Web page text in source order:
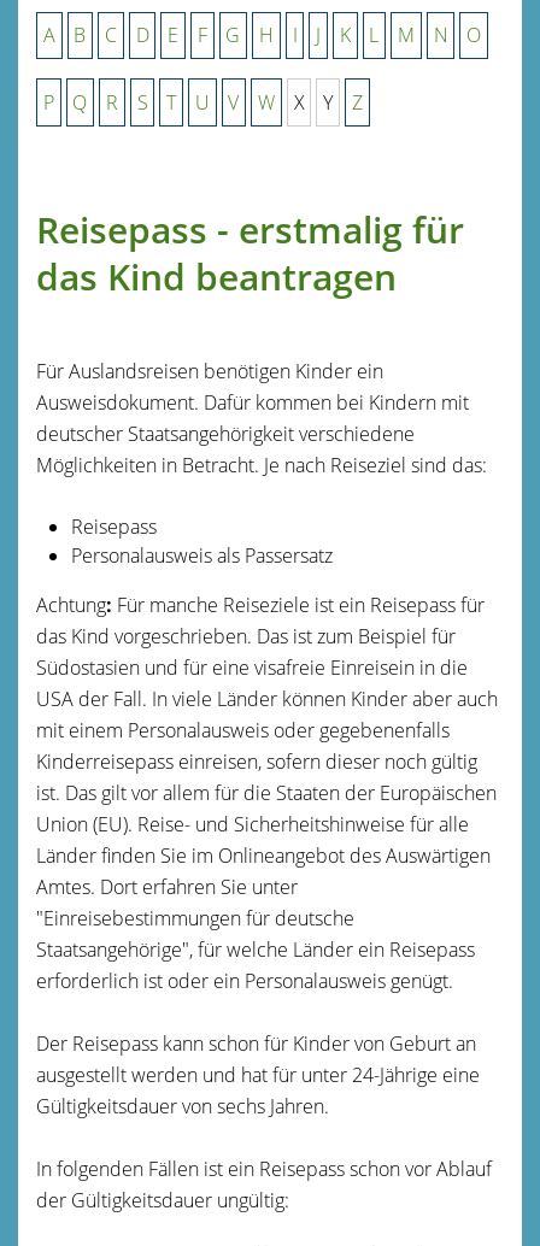
A B C D E F G H I J K L M N O
P Q R S T U V W X Y Z
Reisepass - erstmalig für
das Kind beantragen
Für Auslandsreisen benötigen Kinder ein
Ausweisdokument. Dafür kommen bei Kindern mit
deutscher Staatsangehörigkeit verschiedene
Möglichkeiten in Betracht. Je nach Reiseziel sind das:
Reisepass
Personalausweis als Passersatz
Achtung: Für manche Reiseziele ist ein Reisepass für
das Kind vorgeschrieben. Das ist zum Beispiel für
Südostasien und für eine visafreie Einreisein in die
USA der Fall. In viele Länder können Kinder aber auch
mit einem Personalausweis oder gegebenenfalls
Kinderreisepass einreisen, sofern dieser noch gültig
ist. Das gilt vor allem für die Staaten der Europäischen
Union (EU). Reise- und Sicherheitshinweise für alle
Länder finden Sie im Onlineangebot des Auswärtigen
Amtes. Dort erfahren Sie unter
"Einreisebestimmungen für deutsche
Staatsangehörige", für welche Länder ein Reisepass
erforderlich ist oder ein Personalausweis genügt.
Der Reisepass kann schon für Kinder von Geburt an
ausgestellt werden und hat für unter 24-Jährige eine
Gültigkeitsdauer von sechs Jahren.
In folgenden Fällen ist ein Reisepass schon vor Ablauf
der Gültigkeitsdauer ungültig: